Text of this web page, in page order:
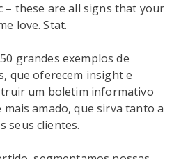
these are all signs that your
love. Stat.
grandes exemplos de
que oferecem insight e
um boletim informativo
amado, que sirva tanto a
seus clientes.